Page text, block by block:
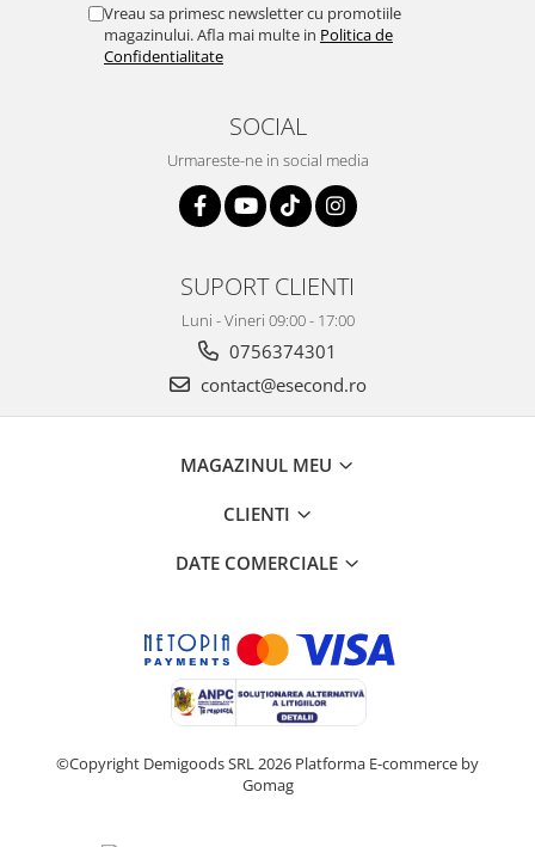
Vreau sa primesc newsletter cu promotiile
magazinului. Afla mai multe in Politica de
Confidentialitate
SOCIAL
Urmareste-ne in social media
SUPORT CLIENTI
Luni - Vineri 09:00 - 17:00
0756374301
contact@esecond.ro
MAGAZINUL MEU
CLIENTI
DATE COMERCIALE
©Copyright Demigoods SRL 2026 Platforma E-commerce by
Gomag